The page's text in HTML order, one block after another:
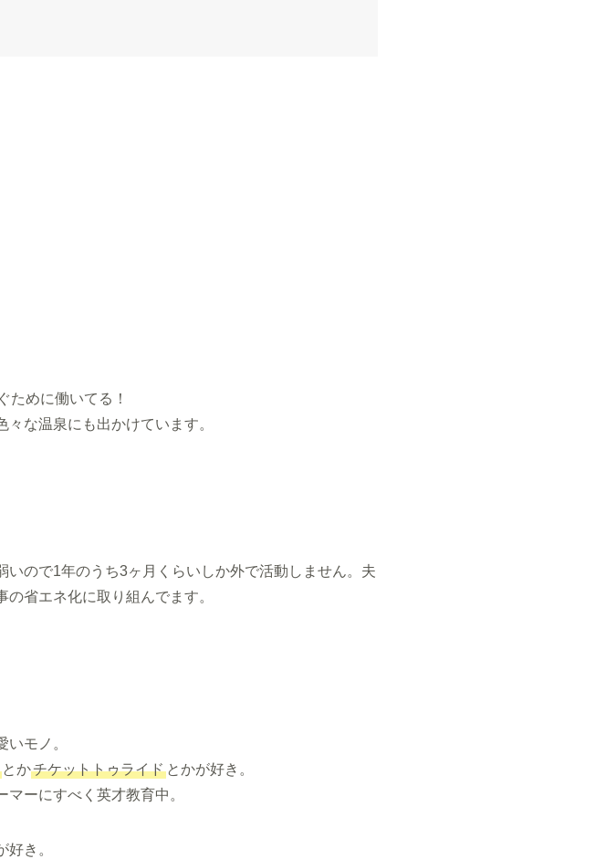
ために働いてる！
な温泉にも出かけています。
ので1年のうち3ヶ月くらいしか外で活動しません。夫
省エネ化に取り組んでます。
モノ。
とかチケットトゥライド とかが好き。
ーにすべく英才教育中。
き。